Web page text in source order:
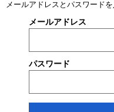
メールアドレスとパスワード
メールアドレス
パスワード